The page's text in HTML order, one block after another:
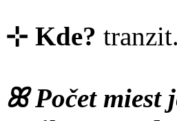
⊹ Kde?
ꕤ Počet miest